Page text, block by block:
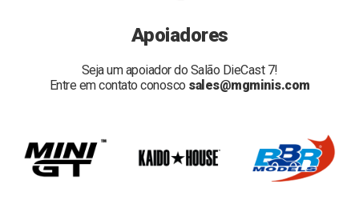
Apoiadores
Seja um apoiador do Salão DieCast 7!
Entre em contato conosco sales@mgminis.com